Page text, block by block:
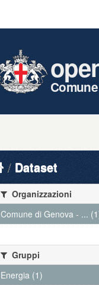
Dataset
Organizzazioni
Comune di Genova - ...
Gruppi
Energia (1)